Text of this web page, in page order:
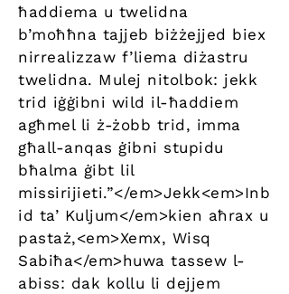
ħaddiema u twelidna
b’moħħna tajjeb biżżejjed biex
nirrealizzaw f’liema diżastru
twelidna. Mulej nitolbok: jekk
trid iġġibni wild il-ħaddiem
agħmel li ż-żobb trid, imma
għall-anqas ġibni stupidu
bħalma ġibt lil
missirijieti.”</em>Jekk<em>Inb
id ta’ Kuljum</em>kien aħrax u
pastaż,<em>Xemx, Wisq
Sabiħa</em>huwa tassew l-
abiss: dak kollu li dejjem